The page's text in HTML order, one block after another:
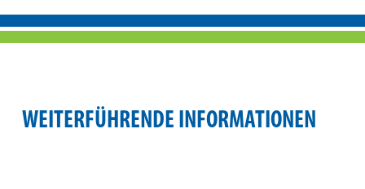
WEITERFÜHRENDE INFORMATIONEN